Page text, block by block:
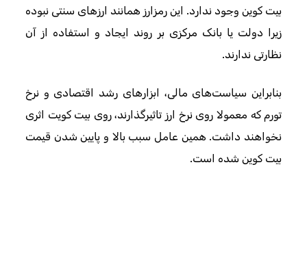
بیت کوین وجود ندارد. این رمزارز همانند ارزهای سنتی نبوده
زیرا دولت یا بانک مرکزی بر روند ایجاد و استفاده از آن
نظارتی ندارند.
بنابراین سیاست‌های مالی، ابزارهای رشد اقتصادی و نرخ
تورم که معمولا روی نرخ ارز تاثیرگذارند، روی بیت کویت اثری
نخواهند داشت. همین عامل سبب بالا و پایین شدن قیمت
بیت کوین شده است.